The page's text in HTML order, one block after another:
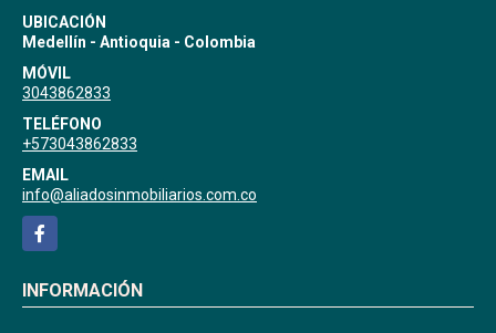
UBICACIÓN
Medellín - Antioquia - Colombia
MÓVIL
3043862833
TELÉFONO
+573043862833
EMAIL
info@aliadosinmobiliarios.com.co
Facebook
INFORMACIÓN